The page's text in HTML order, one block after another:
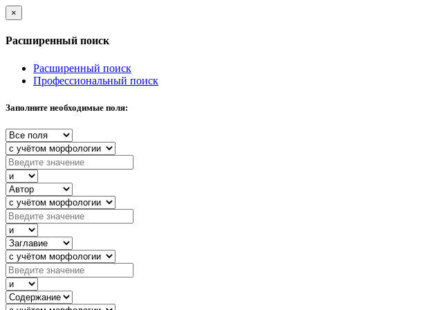
×
Расширенный поиск
Расширенный поиск
Профессиональный поиск
Заполните необходимые поля: